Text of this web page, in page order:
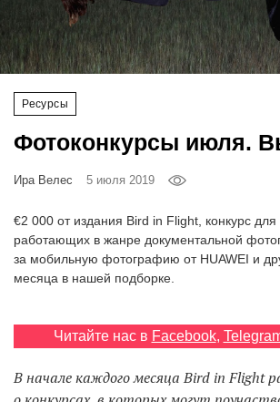
Ресурсы
Фотоконкурсы июля.
Ира Велес 5 июля 2019
€2 000 от издания Bird in Flight, конкурс
работающих в жанре документальной
за мобильную фотографию от HUAWEI и
месяца в нашей подборке.
Читайте нас в Facebook,
В начале каждого месяца Bird in Flight